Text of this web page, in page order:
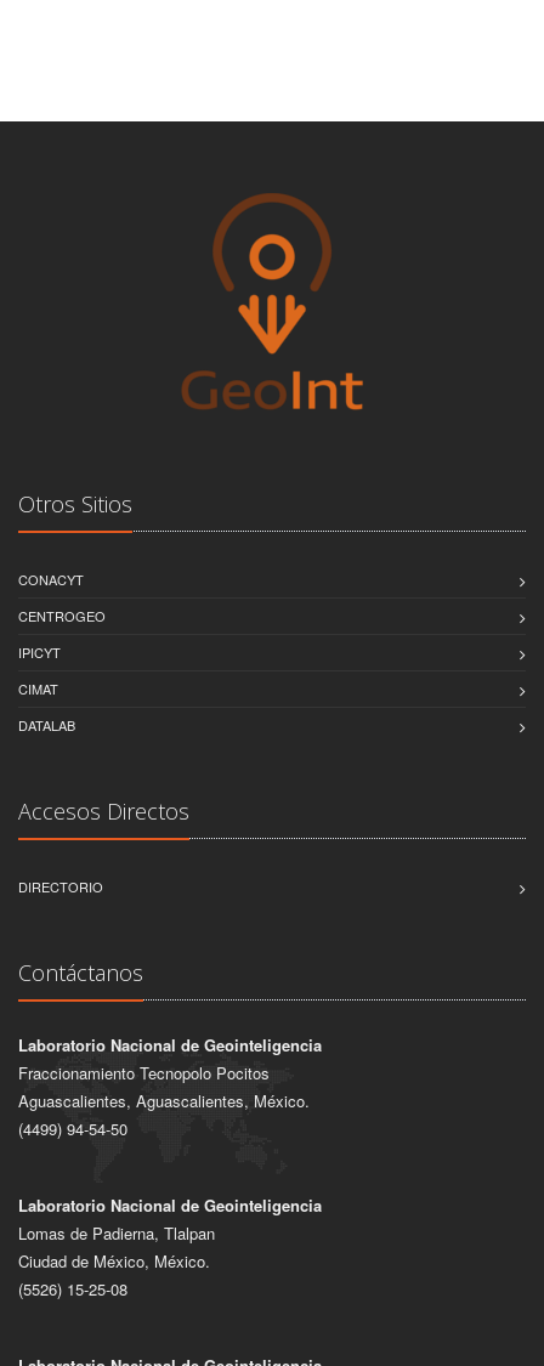
Otros Sitios
CONACYT
CENTROGEO
IPICYT
CIMAT
DATALAB
Accesos Directos
DIRECTORIO
Contáctanos
Laboratorio Nacional de Geointeligencia
Fraccionamiento Tecnopolo Pocitos
Aguascalientes, Aguascalientes, México.
(4499) 94-54-50
Laboratorio Nacional de Geointeligencia
Lomas de Padierna, Tlalpan
Ciudad de México, México.
(5526) 15-25-08